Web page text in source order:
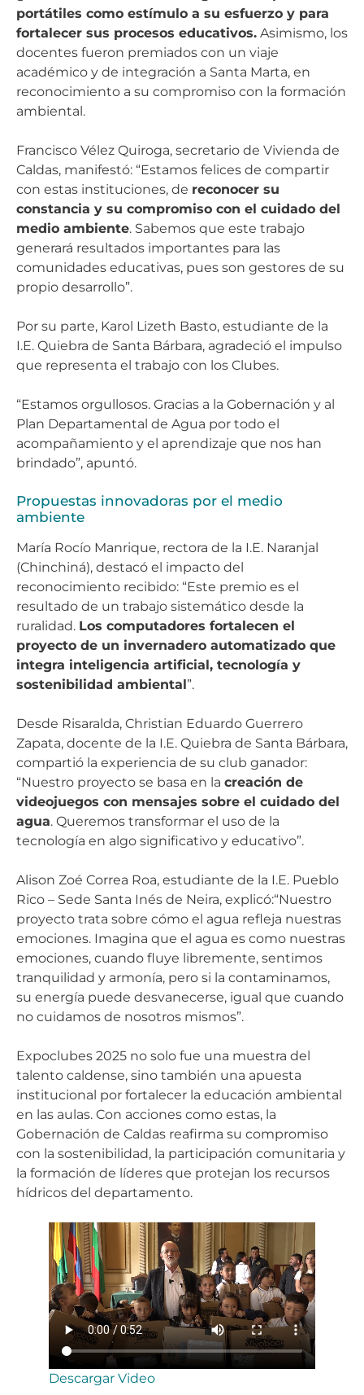
portátiles como estímulo a su esfuerzo y para
fortalecer sus procesos educativos. Asimismo, los
docentes fueron premiados con un viaje
académico y de integración a Santa Marta, en
reconocimiento a su compromiso con la formación
ambiental.
Francisco Vélez Quiroga, secretario de Vivienda de
Caldas, manifestó: “Estamos felices de compartir
con estas instituciones, de reconocer su
constancia y su compromiso con el cuidado del
medio ambiente. Sabemos que este trabajo
generará resultados importantes para las
comunidades educativas, pues son gestores de su
propio desarrollo”.
Por su parte, Karol Lizeth Basto, estudiante de la
I.E. Quiebra de Santa Bárbara, agradeció el impulso
que representa el trabajo con los Clubes.
“Estamos orgullosos. Gracias a la Gobernación y al
Plan Departamental de Agua por todo el
acompañamiento y el aprendizaje que nos han
brindado”, apuntó.
Propuestas innovadoras por el medio
ambiente
María Rocío Manrique, rectora de la I.E. Naranjal
(Chinchiná), destacó el impacto del
reconocimiento recibido: “Este premio es el
resultado de un trabajo sistemático desde la
ruralidad. Los computadores fortalecen el
proyecto de un invernadero automatizado que
integra inteligencia artificial, tecnología y
sostenibilidad ambiental”.
Desde Risaralda, Christian Eduardo Guerrero
Zapata, docente de la I.E. Quiebra de Santa Bárbara,
compartió la experiencia de su club ganador:
“Nuestro proyecto se basa en la creación de
videojuegos con mensajes sobre el cuidado del
agua. Queremos transformar el uso de la
tecnología en algo significativo y educativo”.
Alison Zoé Correa Roa, estudiante de la I.E. Pueblo
Rico – Sede Santa Inés de Neira, explicó:“Nuestro
proyecto trata sobre cómo el agua refleja nuestras
emociones. Imagina que el agua es como nuestras
emociones, cuando fluye libremente, sentimos
tranquilidad y armonía, pero si la contaminamos,
su energía puede desvanecerse, igual que cuando
no cuidamos de nosotros mismos”.
Expoclubes 2025 no solo fue una muestra del
talento caldense, sino también una apuesta
institucional por fortalecer la educación ambiental
en las aulas. Con acciones como estas, la
Gobernación de Caldas reafirma su compromiso
con la sostenibilidad, la participación comunitaria y
la formación de líderes que protejan los recursos
hídricos del departamento.
Descargar Video